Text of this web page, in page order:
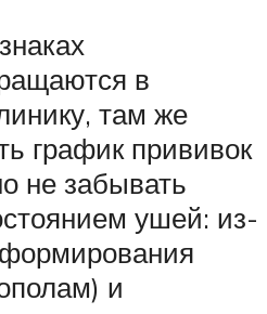
в
там же
график прививок
не забывать
ушей: из-
и